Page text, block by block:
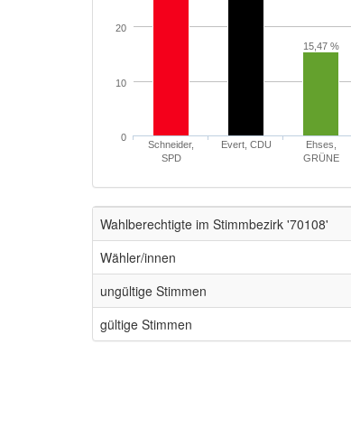
15,47 %
Schneider,
SPD
Evert, CDU
Ehses,
GRÜNE
0
10
20
Wahlberechtigte im Stimmbezirk '70108'
Wähler/innen
ungültige Stimmen
gültige Stimmen